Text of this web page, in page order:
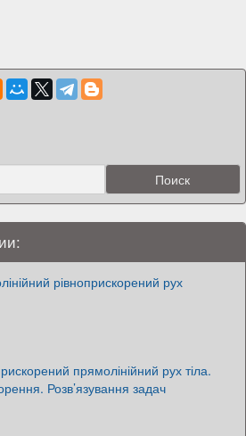
рівноприскорений рух
прямолінійний рух тіла.
Розв’язування задач